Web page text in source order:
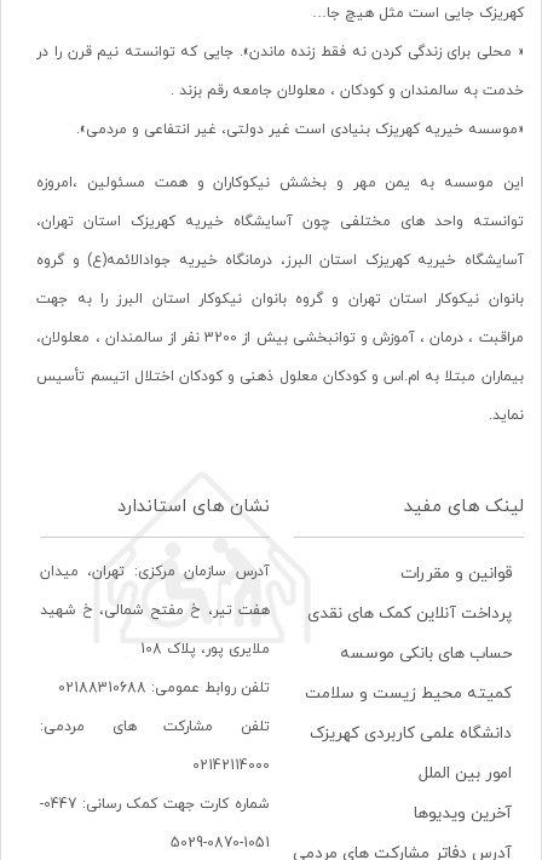
کهریزک جایی است مثل هیچ جا…
« محلی برای زندگی کردن نه فقط زنده ماندن». جایی که توانسته نیم قرن را در
خدمت به سالمندان و کودکان ، معلولان جامعه رقم بزند .
«موسسه خیریه کهریزک بنیادی است غیر دولتی، غیر انتفاعی و مردمی».
این موسسه به یمن مهر و بخشش نیکوکاران و همت مسئولین ،امروزه
توانسته واحد های مختلفی چون آسایشگاه خیریه کهریزک استان تهران،
آسایشگاه خیریه کهریزک استان البرز، درمانگاه خیریه جوادالائمه(ع) و گروه
بانوان نیکوکار استان تهران و گروه بانوان نیکوکار استان البرز را به جهت
مراقبت ، درمان ، آموزش و توانبخشی بیش از 3200 نفر از سالمندان ، معلولان،
بیماران مبتلا به ام.اس و کودکان معلول ذهنی و کودکان اختلال اتیسم تأسیس
نماید.
لینک های مفید
قوانین و مقررات
پرداخت آنلاین کمک های نقدی
حساب های بانکی موسسه
کمیته محیط زیست و سلامت
دانشگاه علمی کاربردی کهریزک
امور بین الملل
آخرین ویدیوها
آدرس دفاتر مشارکت های مردمی
نشان های استاندارد
آدرس سازمان مرکزی: تهران، ميدان
هفت تير، خ مفتح شمالی، خ شهيد
ملايری پور، پلاک 108
تلفن روابط عمومی: 02188310688
تلفن مشارکت های مردمی:
02142114000
شماره کارت جهت کمک رسانی: 0447-
1051-0870-5029